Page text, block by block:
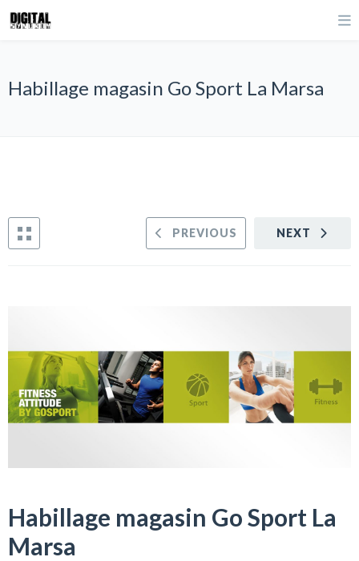
Habillage magasin Go Sport La Marsa
NEXT
PREVIOUS
Habillage magasin Go Sport La
Marsa